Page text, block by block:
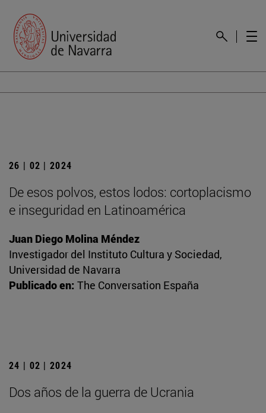
26 | 02 | 2024
De esos polvos, estos lodos: cortoplacismo
e inseguridad en Latinoamérica
Juan Diego Molina Méndez
Investigador del Instituto Cultura y Sociedad,
Universidad de Navarra
Publicado en: The Conversation España
24 | 02 | 2024
Dos años de la guerra de Ucrania